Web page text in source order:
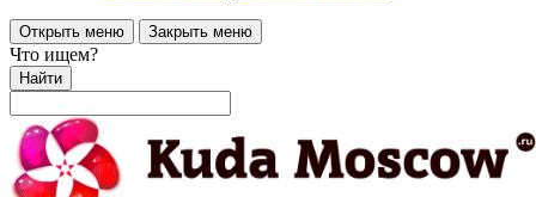
Открыть меню Закрыть меню
Что ищем?
Найти